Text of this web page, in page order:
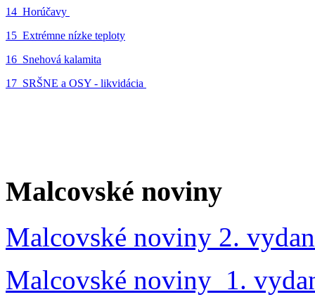
14_Horúčavy
15_Extrémne nízke teploty
16_Snehová kalamita
17_SRŠNE a OSY - likvidácia
Malcovské noviny
Malcovské noviny 2.
Malcovské noviny 1.